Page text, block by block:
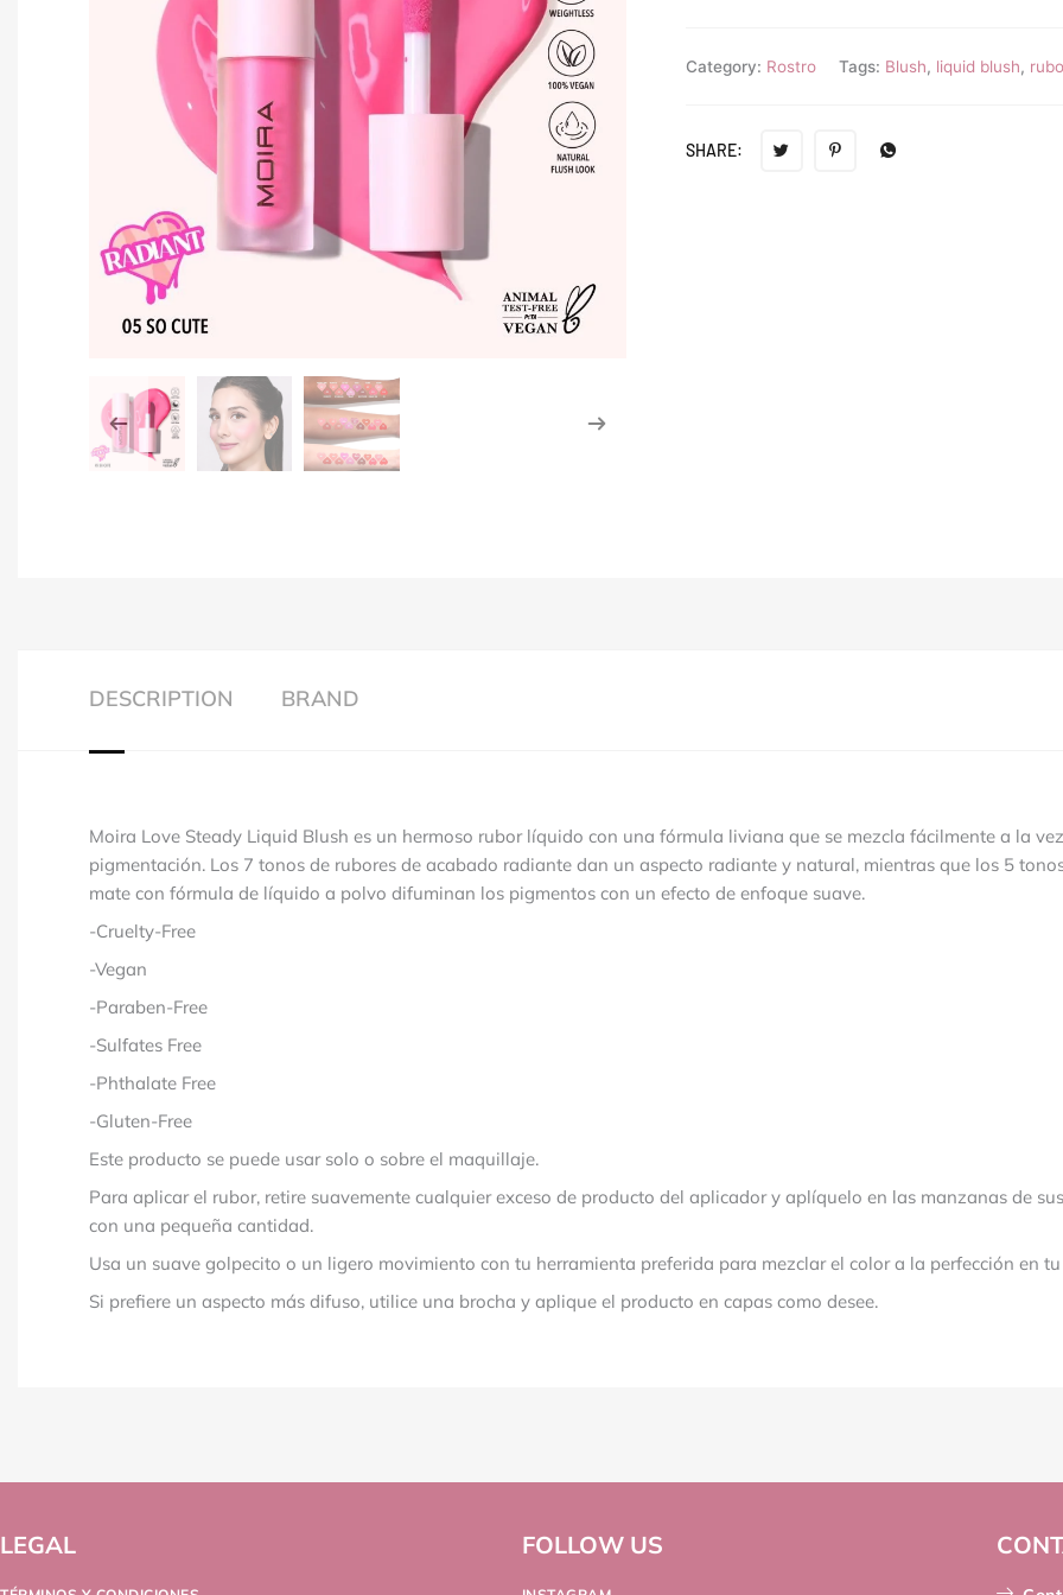
Category: Rostro Tags: Blush, liquid blush,
SHARE:
DESCRIPTION BRAND
Moira Love Steady Liquid Blush es un hermoso rubor líquido con una fórmula liviana que se mezcla fácilmente a la
pigmentación. Los 7 tonos de rubores de acabado radiante dan un aspecto radiante y natural, mientras que los 5
mate con fórmula de líquido a polvo difuminan los pigmentos con un efecto de enfoque suave.
-Cruelty-Free
-Vegan
-Paraben-Free
-Sulfates Free
-Phthalate Free
-Gluten-Free
Este producto se puede usar solo o sobre el maquillaje.
Para aplicar el rubor, retire suavemente cualquier exceso de producto del aplicador y aplíquelo en las manzanas de
con una pequeña cantidad.
Usa un suave golpecito o un ligero movimiento con tu herramienta preferida para mezclar el color a la perfección en
Si prefiere un aspecto más difuso, utilice una brocha y aplique el producto en capas como desee.
LEGAL FOLLOW US